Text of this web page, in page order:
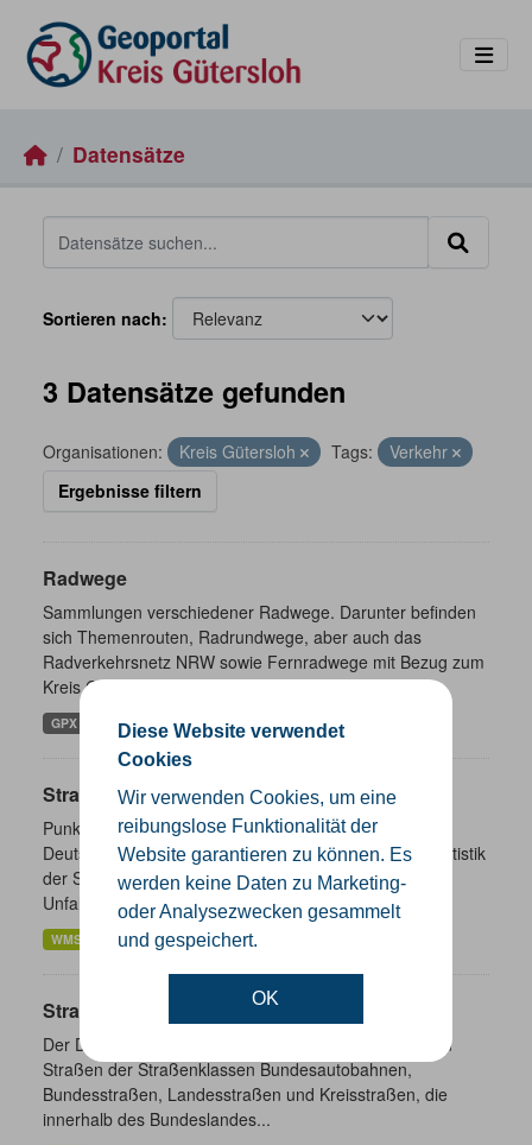
Diese Website verwendet
Cookies
Wir verwenden Cookies, um eine
reibungslose Funktionalität der
Website garantieren zu können. Es
werden keine Daten zu Marketing-
oder Analysezwecken gesammelt
und gespeichert.
OK
Datensätze
Sortieren nach
3 Datensätze gefunden
Organisationen: Kreis Gütersloh Tags:
Verkehr
Ergebnisse filtern
Radwege
Sammlungen verschiedener Radwege. Darunter befinden
sich Themenrouten, Radrundwege, aber auch das
Radverkehrsnetz NRW sowie Fernradwege mit Bezug zum
Kreis Gütersloh.
GPX
Straßenverkehrsunfälle
Punktgenaue Daten zu Straßenverkehrsunfällen in
Deutschland. Es handelt sich um Angaben aus der Statistik
der Straßenverkehrsunfälle. Diese basiert auf den
Unfallmeldungen der...
WMS
Straßennetz NRW
Der Datenbestand wird vorgehalten für die öffentlichen
Straßen der Straßenklassen Bundesautobahnen,
Bundesstraßen, Landesstraßen und Kreisstraßen, die
innerhalb des Bundeslandes...